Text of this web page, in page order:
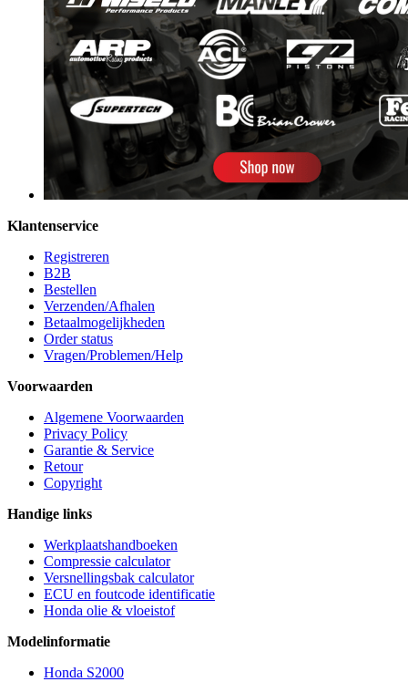
Klantenservice
Registreren
B2B
Bestellen
Verzenden/Afhalen
Betaalmogelijkheden
Order status
Vragen/Problemen/Help
Voorwaarden
Algemene Voorwaarden
Privacy Policy
Garantie & Service
Retour
Copyright
Handige links
Werkplaatshandboeken
Compressie calculator
Versnellingsbak calculator
ECU en foutcode identificatie
Honda olie & vloeistof
Modelinformatie
Honda S2000